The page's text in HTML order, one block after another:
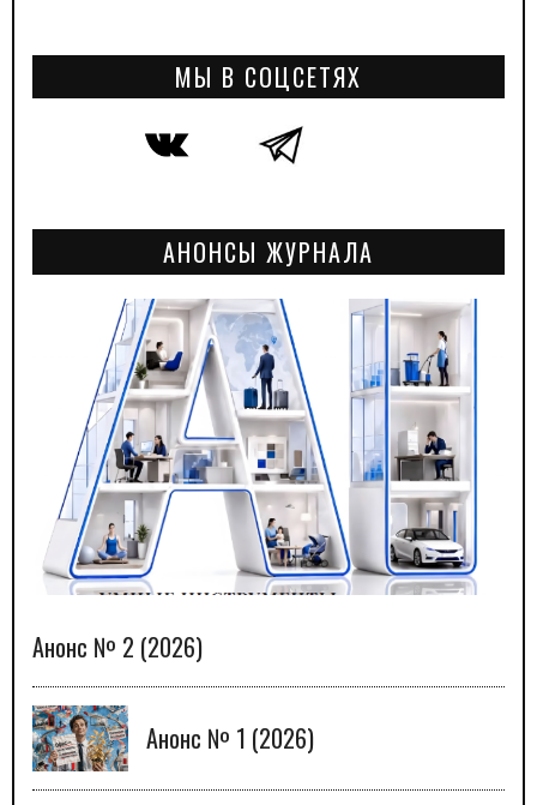
МЫ В СОЦСЕТЯХ
АНОНСЫ ЖУРНАЛА
Анонс № 2 (2026)
Анонс № 1 (2026)